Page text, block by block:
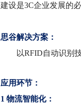
建设是3C企业发展的
思谷解决方案：
以RFID自动识别技
应用环节：
1 物流智能化：